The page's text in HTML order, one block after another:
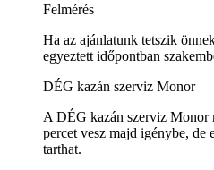
Felmérés
Ha az ajánlatunk tetszik
egyeztett időpontban
DÉG kazán szerviz Monor
A DÉG kazán szerviz Monor
percet vesz majd igénybe, de
tarthat.